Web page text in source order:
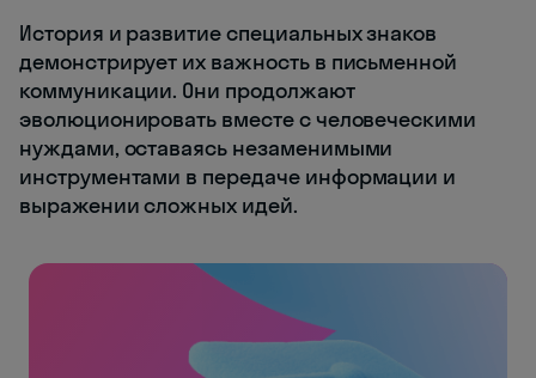
История и развитие специальных знаков
демонстрирует их важность в письменной
коммуникации. Они продолжают
эволюционировать вместе с человеческими
нуждами, оставаясь незаменимыми
инструментами в передаче информации и
выражении сложных идей.